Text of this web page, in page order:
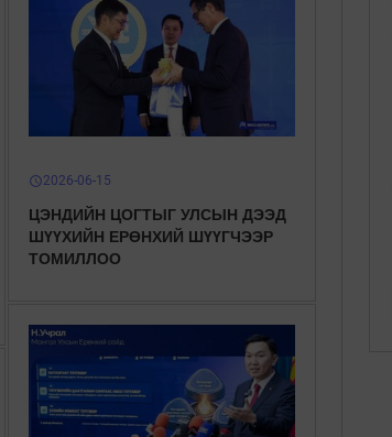
schedule2026-06-15
ЦЭНДИЙН ЦОГТЫГ УЛСЫН ДЭЭД
ШҮҮХИЙН ЕРӨНХИЙ ШҮҮГЧЭЭР
ТОМИЛЛОО